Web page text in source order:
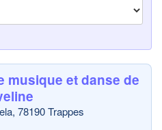
musique et danse de
78190 Trappes